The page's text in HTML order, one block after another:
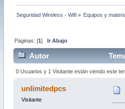
Seguridad Wireless - Wifi» Equipos y
Páginas: [1] Ir Abajo
Autor
0 Usuarios y 1 Visitante están viendo este
unlimitedpcs
Visitante